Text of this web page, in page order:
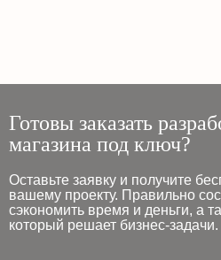
Готовы заказать
магазина под ключ?
Оставьте заявку и получите
вашему проекту. Правильно
сэкономить время и деньги, а
который решает бизнес-задачи.